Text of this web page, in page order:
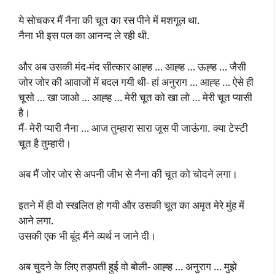
ये सोचकर मैं नैना की चूत का रस पीने में मशगूल था.
नैना भी इस पल का आनन्द ले रही थी.
और अब उसकी मंद-मंद सीत्कार आह्ह … आह्ह … ऊह्ह … जैसी
जोर जोर की आवाजों में बदल गयी थी- हां अनुराग … आह्ह … ऐसे ही
चूसो … खा जाओ … आह्ह … मेरी चूत को खा लो … मेरी चूत प्यासी
है।
मैं- मेरी प्यारी नैना … आज तुम्हारा सारा जूस पी जाऊंगा. क्या टेस्टी
चूत है तुम्हारी।
अब मैं जोर जोर से अपनी जीभ से नैना की चूत को चोदने लगा।
इतने में ही वो स्खलित हो गयी और उसकी चूत का अमृत मेरे मुंह में
आने लगा.
उसकी एक भी बूंद मैंने व्यर्थ न जाने दी।
अब चुदने के लिए तड़पती हुई वो बोली- आह्ह … अनुराग … मुझे